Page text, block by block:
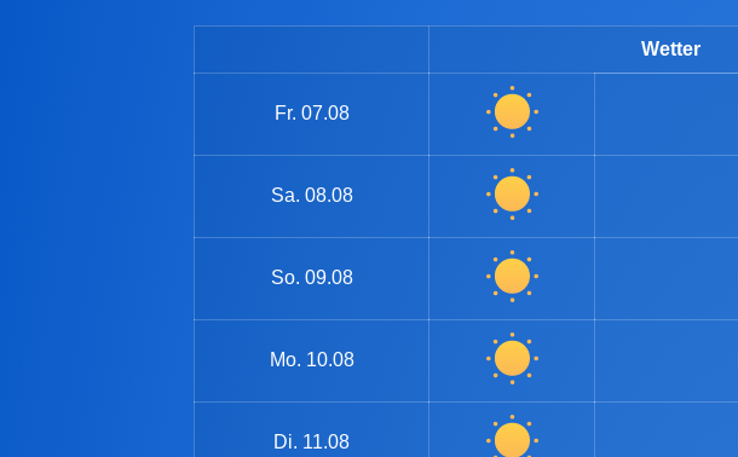
Wetter
Fr. 07.08
Sa. 08.08
So. 09.08
Mo. 10.08
Di. 11.08